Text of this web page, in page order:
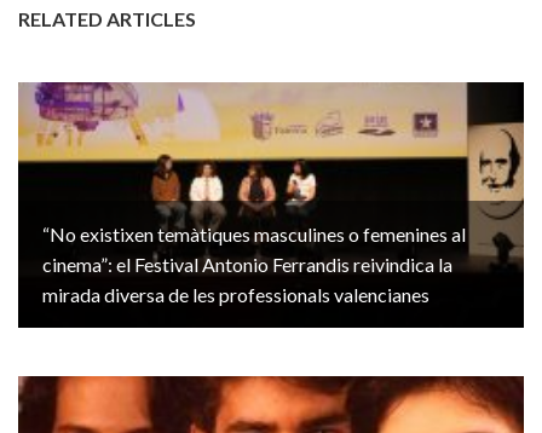
RELATED ARTICLES
“No existixen temàtiques masculines o femenines al
cinema”: el Festival Antonio Ferrandis reivindica la
mirada diversa de les professionals valencianes